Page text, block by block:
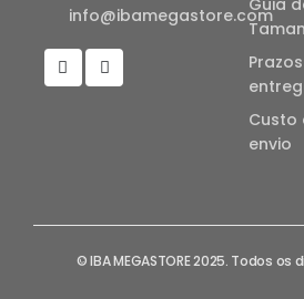
info@ibamegastore.com
Custo
envio
© IBA MEGASTORE 2025. Todos